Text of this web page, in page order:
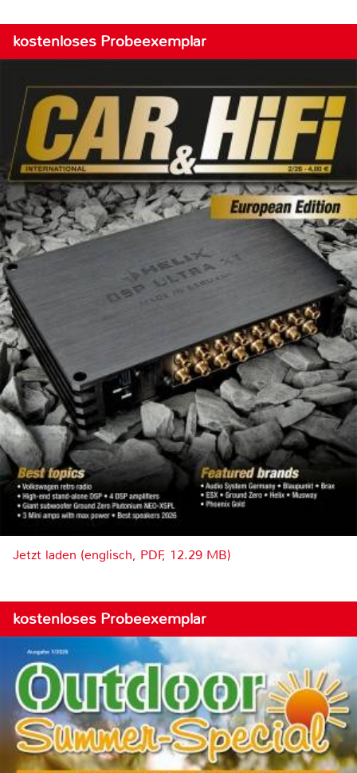
kostenloses Probeexemplar
Jetzt laden (englisch, PDF, 12.29 MB)
kostenloses Probeexemplar